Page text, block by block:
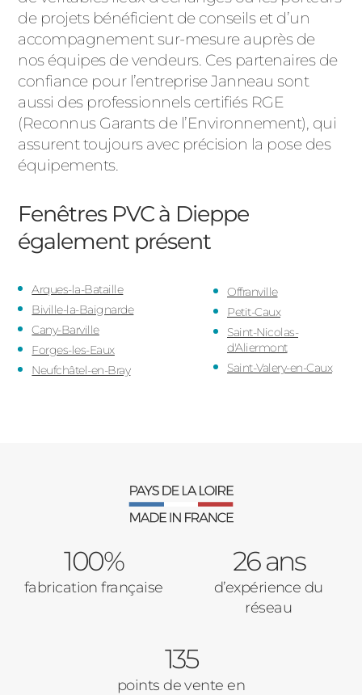
de projets bénéficient de conseils et d’un
accompagnement sur-mesure auprès de
nos équipes de vendeurs. Ces partenaires de
confiance pour l’entreprise Janneau sont
aussi des professionnels certifiés RGE
(Reconnus Garants de l’Environnement), qui
assurent toujours avec précision la pose des
équipements.
Fenêtres PVC à Dieppe
également présent
Arques-la-Bataille
Biville-la-Baignarde
Cany-Barville
Forges-les-Eaux
Neufchâtel-en-Bray
Offranville
Petit-Caux
Saint-Nicolas-
d'Aliermont
Saint-Valery-en-Caux
100%
fabrication française
26 ans
d’expérience du
réseau
135
points de vente en